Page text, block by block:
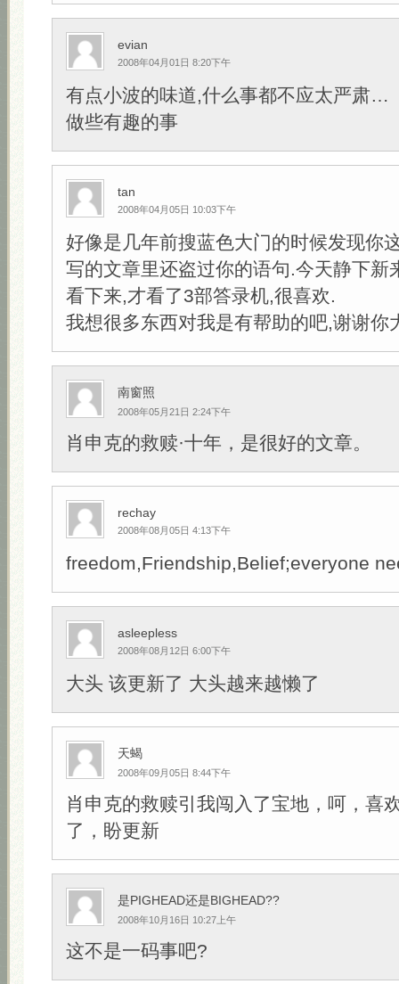
evian
2008年04月01日 8:20下午
有点小波的味道,什么事都不应太严肃…
做些有趣的事
tan
2008年04月05日 10:03下午
好像是几年前搜蓝色大门的时候发现你
写的文章里还盗过你的语句.今天静下新
看下来,才看了3部答录机,很喜欢.
我想很多东西对我是有帮助的吧,谢谢你
南窗照
2008年05月21日 2:24下午
肖申克的救赎·十年，是很好的文章。
rechay
2008年08月05日 4:13下午
freedom,Friendship,Belief;everyone
asleepless
2008年08月12日 6:00下午
大头 该更新了 大头越来越懒了
天蝎
2008年09月05日 8:44下午
肖申克的救赎引我闯入了宝地，呵，喜
了，盼更新
是PIGHEAD还是BIGHEAD??
2008年10月16日 10:27上午
这不是一码事吧?